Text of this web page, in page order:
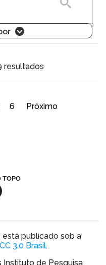
resultados
6 Próximo
TOPO
publicado sob a
3.0 Brasil.
de Pesquisa